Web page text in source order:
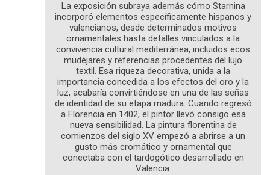
La exposición subraya además cómo Starnina
incorporó elementos específicamente hispanos y
valencianos, desde determinados motivos
ornamentales hasta detalles vinculados a la
convivencia cultural mediterránea, incluidos ecos
mudéjares y referencias procedentes del lujo
textil. Esa riqueza decorativa, unida a la
importancia concedida a los efectos del oro y la
luz, acabaría convirtiéndose en una de las señas
de identidad de su etapa madura. Cuando regresó
a Florencia en 1402, el pintor llevó consigo esa
nueva sensibilidad. La pintura florentina de
comienzos del siglo XV empezó a abrirse a un
gusto más cromático y ornamental que
conectaba con el tardogótico desarrollado en
Valencia.